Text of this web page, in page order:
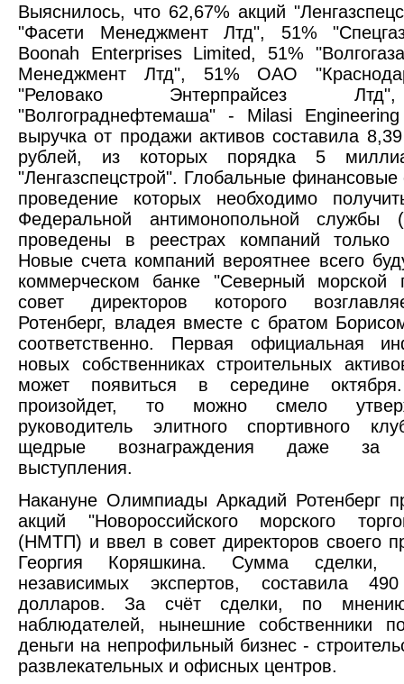
Выяснилось, что 62,67% акций
"Фасети Менеджмент Лтд", 51%
Boonah Enterprises Limited, 51%
Менеджмент Лтд", 51% ОАО
"Реловако Энтерпрайсез
"Волгограднефтемаша" - Milasi
выручка от продажи активов составила
рублей, из которых порядка 5
"Ленгазспецстрой". Глобальные
проведение которых необходимо
Федеральной антимонопольной
проведены в реестрах компаний
Новые счета компаний вероятнее всего
коммерческом банке "Северный
совет директоров которого
Ротенберг, владея вместе с братом
соответственно. Первая официальная
новых собственниках строительных
может появиться в середине
произойдет, то можно смело
руководитель элитного спортивного
щедрые вознаграждения даже за
выступления.
Накануне Олимпиады Аркадий Ротенберг
акций "Новороссийского морского
(НМТП) и ввел в совет директоров своего
Георгия Коряшкина. Сумма
независимых экспертов, составила
долларов. За счёт сделки, по
наблюдателей, нынешние собственники
деньги на непрофильный бизнес -
развлекательных и офисных центров.